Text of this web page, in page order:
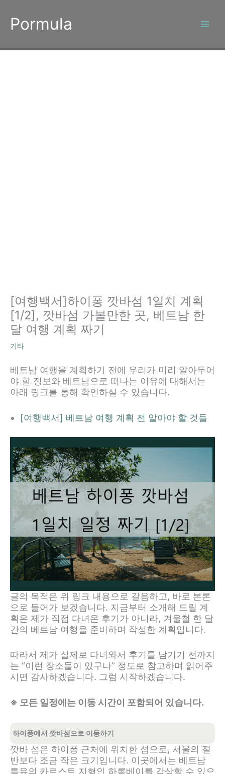
건
Pormula
[여행백서]하이퐁 깟바섬 1일치 계획
[1/2], 깟바섬 가볼만한 곳, 베트남 한
달 여행 계획 짜기
기타
베트남 여행을 계획하기 전에 우리가 미리 알아두어
야 할 정보와 베트남으로 떠나는 이유에 대해서는
아래 링크를 통해 확인하실 수 있습니다.
[여행백서] 베트남 여행 계획 전 알아야 할 것들
글의 목적은 위 링크 내용으로 갈음하고, 바로 본론
으로 들어가 보겠습니다. 지금부터 소개해 드릴 계
획은 제가 직접 다녀온 후기가 아니라, 겨울철 한 달
간의 베트남 여행을 준비하며 작성한 계획입니다.
따라서 제가 실제로 다녀와서 후기를 남기기 전까지
는 “이런 장소들이 있구나” 정도로 참고하며 읽어주
시면 감사하겠습니다. 그럼 시작하겠습니다.
※ 모든 일정에는 이동 시간이 포함되어 있습니다.
하이퐁에서 깟바섬으로 이동하기
깟바 섬은 하이퐁 근처에 위치한 섬으로, 서울의 절
반보다 조금 작은 크기입니다. 이곳에서는 베트남
특유의 카르스트 지형인 하롱베이를 감상할 수 있으